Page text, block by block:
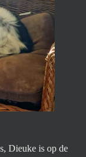
Dieuke is op de